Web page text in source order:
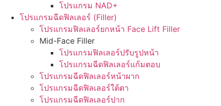
โปรแกรม NAD+
โปรแกรมฉีดฟิลเลอร์ (Filler)
โปรแกรมฟิลเลอร์ยกหน้า Face Lift Filler
Mid-Face Filler
โปรแกรมฟิลเลอร์ปรับรูปหน้า
โปรแกรมฉีดฟิลเลอร์แก้มตอบ
โปรแกรมฉีดฟิลเลอร์หน้าผาก
โปรแกรมฉีดฟิลเลอร์ใต้ตา
โปรแกรมฉีดฟิลเลอร์ปาก